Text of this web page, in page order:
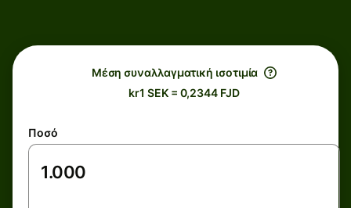
Μέση συναλλαγματική ισοτιμία
kr1 SEK = 0,2344 FJD
Ποσό